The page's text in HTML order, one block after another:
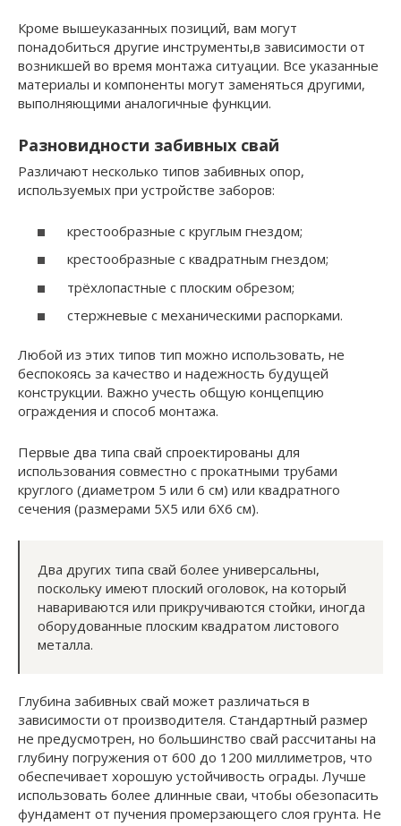
Кроме вышеуказанных позиций, вам могут
понадобиться другие инструменты,в зависимости от
возникшей во время монтажа ситуации. Все указанные
материалы и компоненты могут заменяться другими,
выполняющими аналогичные функции.
Разновидности забивных свай
Различают несколько типов забивных опор,
используемых при устройстве заборов:
крестообразные с круглым гнездом;
крестообразные с квадратным гнездом;
трёхлопастные с плоским обрезом;
стержневые с механическими распорками.
Любой из этих типов тип можно использовать, не
беспокоясь за качество и надежность будущей
конструкции. Важно учесть общую концепцию
ограждения и способ монтажа.
Первые два типа свай спроектированы для
использования совместно с прокатными трубами
круглого (диаметром 5 или 6 см) или квадратного
сечения (размерами 5Х5 или 6Х6 см).
Два других типа свай более универсальны,
поскольку имеют плоский оголовок, на который
навариваются или прикручиваются стойки, иногда
оборудованные плоским квадратом листового
металла.
Глубина забивных свай может различаться в
зависимости от производителя. Стандартный размер
не предусмотрен, но большинство свай рассчитаны на
глубину погружения от 600 до 1200 миллиметров, что
обеспечивает хорошую устойчивость ограды. Лучше
использовать более длинные сваи, чтобы обезопасить
фундамент от пучения промерзающего слоя грунта. Не